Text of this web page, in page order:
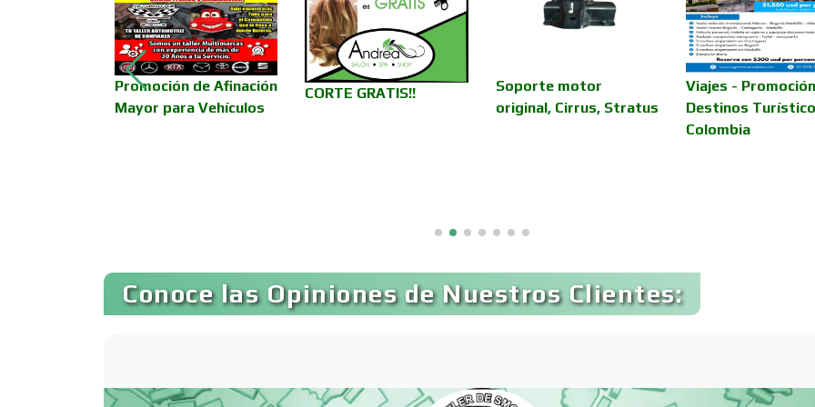
Asociaciones
Empresariales
Audio, Sonido e
Iluminación
Audios para
Autobuses Automatización
Automóviles
Usados
Banquetes
Basculas Bebidas
Promoción de Afinación
Mayor para Vehículos
CORTE GRATIS!!
Soporte motor
original, Cirrus, Stratus
Viajes -
Destinos
Colombia
Conoce las Opiniones de Nuestros Clientes: